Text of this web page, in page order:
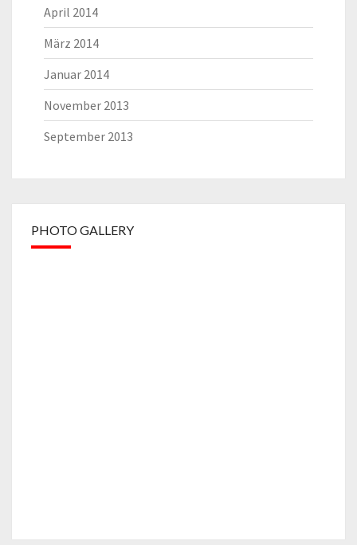
April 2014
März 2014
Januar 2014
November 2013
September 2013
PHOTO GALLERY